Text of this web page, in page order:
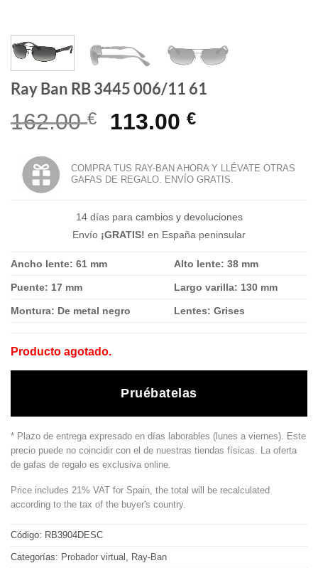
Ray Ban RB 3445 006/11 61
162.00€
El
original
era:
162.00 €.
113.00 €El
actual
es:
113.00 €.
COMPRA TUS RAY-BAN AHORA Y LLÉVATE OTRAS
GAFAS DE REGALO. ENVÍO GRATIS.
14 días para cambios y devoluciones
Envío ¡GRATIS! en España peninsular
Ancho lente: 61 mm Alto lente: 38 mm
Puente: 17 mm Largo varilla: 130 mm
Montura: De metal negro Lentes: Grises
Producto agotado.
Pruébatelas
* Plazo de entrega expresado en días laborables (lunes a viernes). Este
precio puede no coincidir con el de nuestras tiendas físicas. La oferta
de gafas de regalo es exclusiva online.
Price includes 21% VAT for Spain, the total will be recalculated
according to the tax of the buyer's country.
Código: RB3904DESC
Categorías: Probador virtual , Ray-Ban